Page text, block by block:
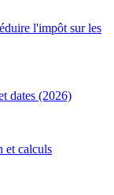
l'impôt sur les
dates (2026)
et calculs